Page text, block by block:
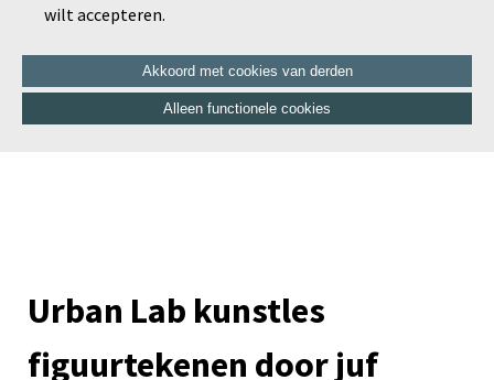
wilt accepteren.
Akkoord met cookies van derden
Alleen functionele cookies
Urban Lab kunstles
figuurtekenen door juf